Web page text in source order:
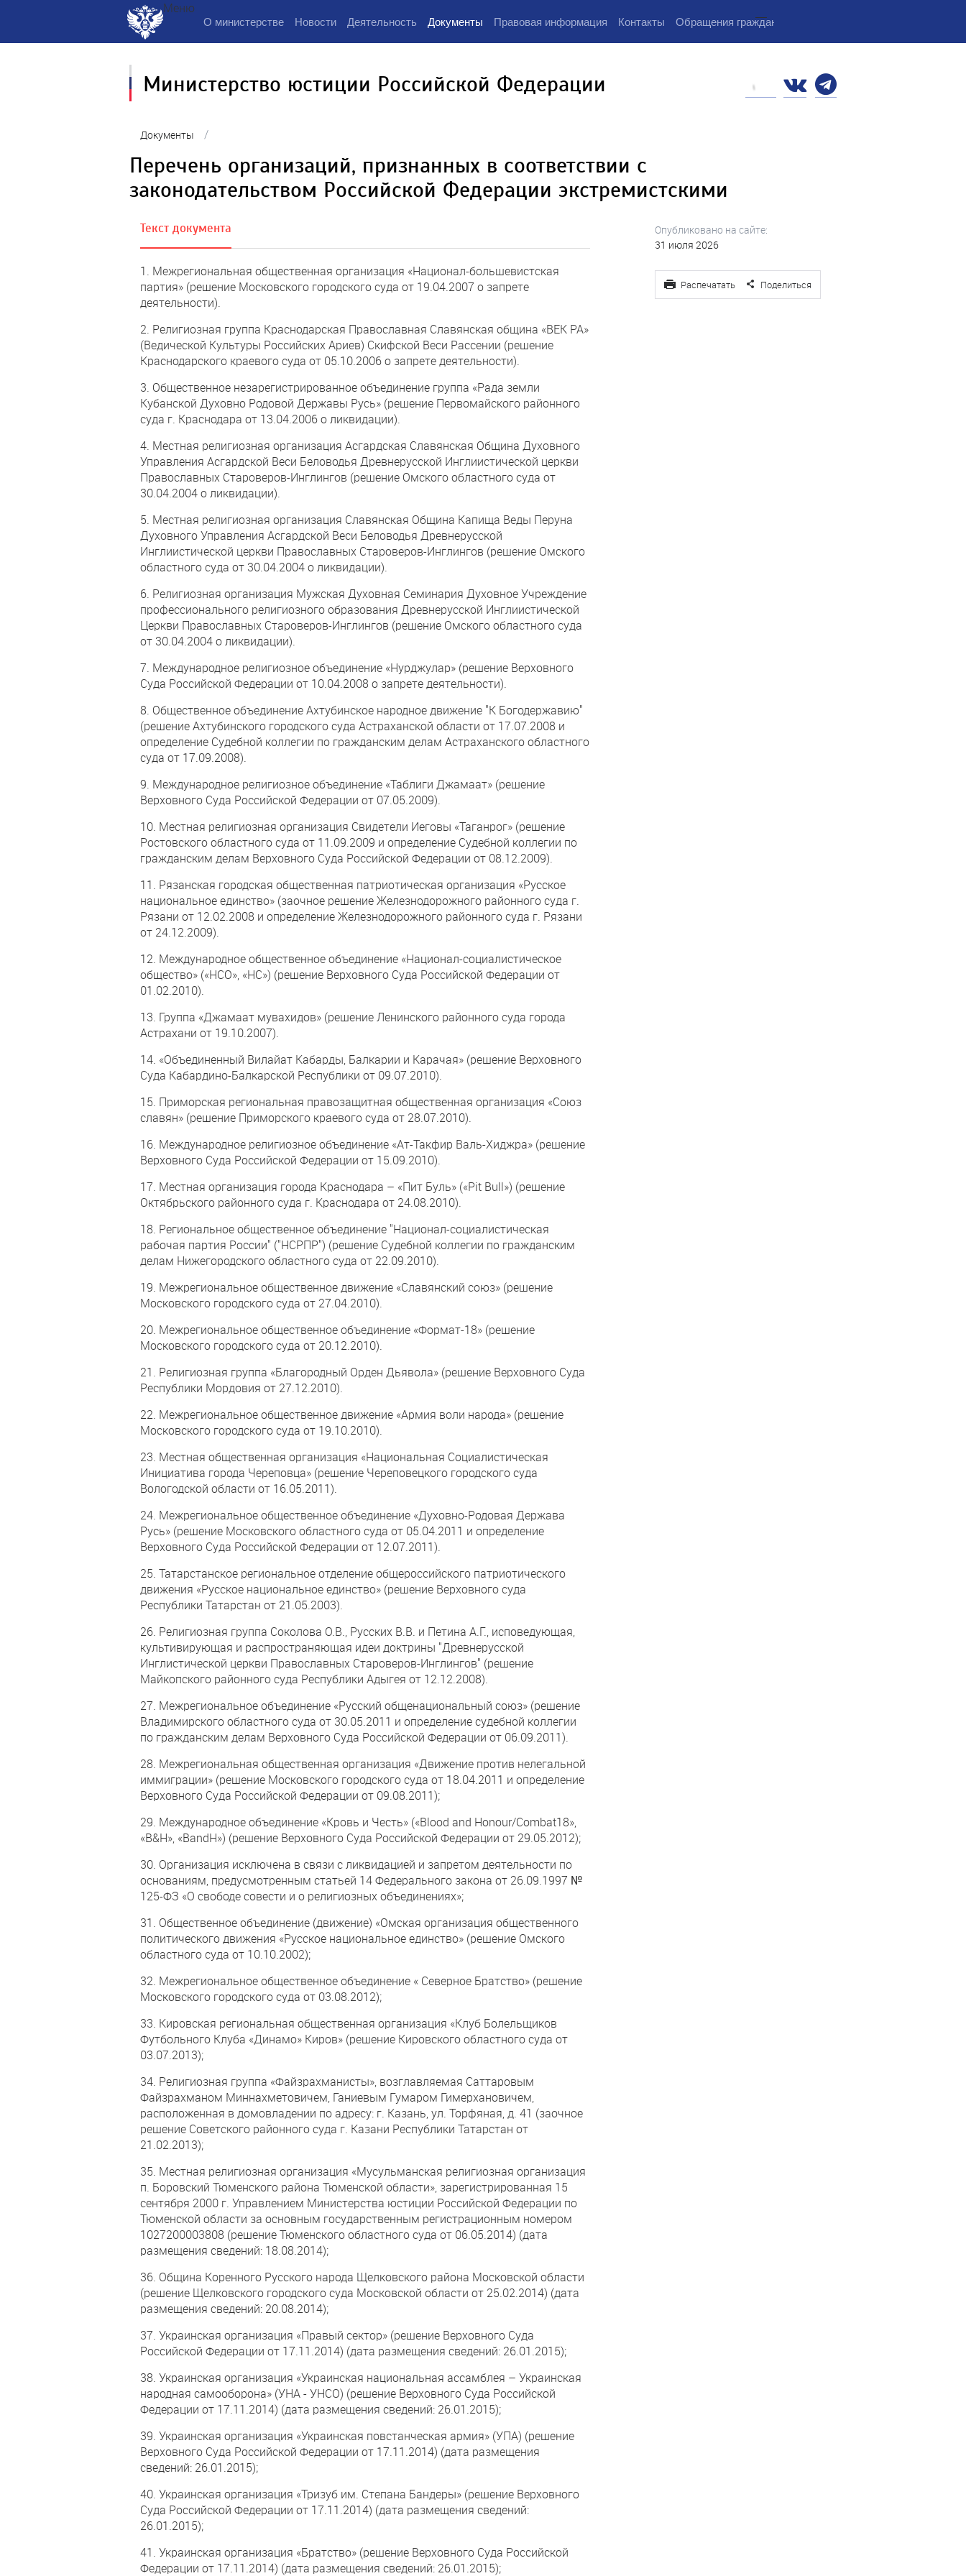
Меню
О министерстве Новости Деятельность Документы Правовая информация Контакты Обращения граждан
Министерство юстиции Российской Федерации
Документы /
Перечень организаций, признанных в соответствии с
законодательством Российской Федерации экстремистскими
Текст документа
1. Межрегиональная общественная организация «Национал-большевистская
партия» (решение Московского городского суда от 19.04.2007 о запрете
деятельности).
2. Религиозная группа Краснодарская Православная Славянская община «ВЕК РА»
(Ведической Культуры Российских Ариев) Скифской Веси Рассении (решение
Краснодарского краевого суда от 05.10.2006 о запрете деятельности).
3. Общественное незарегистрированное объединение группа «Рада земли
Кубанской Духовно Родовой Державы Русь» (решение Первомайского районного
суда г. Краснодара от 13.04.2006 о ликвидации).
4. Местная религиозная организация Асгардская Славянская Община Духовного
Управления Асгардской Веси Беловодья Древнерусской Инглиистической церкви
Православных Староверов-Инглингов (решение Омского областного суда от
30.04.2004 о ликвидации).
5. Местная религиозная организация Славянская Община Капища Веды Перуна
Духовного Управления Асгардской Веси Беловодья Древнерусской
Инглиистической церкви Православных Староверов-Инглингов (решение Омского
областного суда от 30.04.2004 о ликвидации).
6. Религиозная организация Мужская Духовная Семинария Духовное Учреждение
профессионального религиозного образования Древнерусской Инглиистической
Церкви Православных Староверов-Инглингов (решение Омского областного суда
от 30.04.2004 о ликвидации).
7. Международное религиозное объединение «Нурджулар» (решение Верховного
Суда Российской Федерации от 10.04.2008 о запрете деятельности).
8. Общественное объединение Ахтубинское народное движение "К Богодержавию"
(решение Ахтубинского городского суда Астраханской области от 17.07.2008 и
определение Судебной коллегии по гражданским делам Астраханского областного
суда от 17.09.2008).
9. Международное религиозное объединение «Таблиги Джамаат» (решение
Верховного Суда Российской Федерации от 07.05.2009).
10. Местная религиозная организация Свидетели Иеговы «Таганрог» (решение
Ростовского областного суда от 11.09.2009 и определение Судебной коллегии по
гражданским делам Верховного Суда Российской Федерации от 08.12.2009).
11. Рязанская городская общественная патриотическая организация «Русское
национальное единство» (заочное решение Железнодорожного районного суда г.
Рязани от 12.02.2008 и определение Железнодорожного районного суда г. Рязани
от 24.12.2009).
12. Международное общественное объединение «Национал-социалистическое
общество» («НСО», «НС») (решение Верховного Суда Российской Федерации от
01.02.2010).
13. Группа «Джамаат мувахидов» (решение Ленинского районного суда города
Астрахани от 19.10.2007).
14. «Объединенный Вилайат Кабарды, Балкарии и Карачая» (решение Верховного
Суда Кабардино-Балкарской Республики от 09.07.2010).
15. Приморская региональная правозащитная общественная организация «Союз
славян» (решение Приморского краевого суда от 28.07.2010).
16. Международное религиозное объединение «Ат-Такфир Валь-Хиджра» (решение
Верховного Суда Российской Федерации от 15.09.2010).
17. Местная организация города Краснодара – «Пит Буль» («Pit Bull») (решение
Октябрьского районного суда г. Краснодара от 24.08.2010).
18. Региональное общественное объединение "Национал-социалистическая
рабочая партия России" ("НСРПР") (решение Судебной коллегии по гражданским
делам Нижегородского областного суда от 22.09.2010).
19. Межрегиональное общественное движение «Славянский союз» (решение
Московского городского суда от 27.04.2010).
20. Межрегиональное общественное объединение «Формат-18» (решение
Московского городского суда от 20.12.2010).
21. Религиозная группа «Благородный Орден Дьявола» (решение Верховного Суда
Республики Мордовия от 27.12.2010).
22. Межрегиональное общественное движение «Армия воли народа» (решение
Московского городского суда от 19.10.2010).
23. Местная общественная организация «Национальная Социалистическая
Инициатива города Череповца» (решение Череповецкого городского суда
Вологодской области от 16.05.2011).
24. Межрегиональное общественное объединение «Духовно-Родовая Держава
Русь» (решение Московского областного суда от 05.04.2011 и определение
Верховного Суда Российской Федерации от 12.07.2011).
25. Татарстанское региональное отделение общероссийского патриотического
движения «Русское национальное единство» (решение Верховного суда
Республики Татарстан от 21.05.2003).
26. Религиозная группа Соколова О.В., Русских В.В. и Петина А.Г., исповедующая,
культивирующая и распространяющая идеи доктрины "Древнерусской
Инглистической церкви Православных Староверов-Инглингов" (решение
Майкопского районного суда Республики Адыгея от 12.12.2008).
27. Межрегиональное объединение «Русский общенациональный союз» (решение
Владимирского областного суда от 30.05.2011 и определение судебной коллегии
по гражданским делам Верховного Суда Российской Федерации от 06.09.2011).
28. Межрегиональная общественная организация «Движение против нелегальной
иммиграции» (решение Московского городского суда от 18.04.2011 и определение
Верховного Суда Российской Федерации от 09.08.2011);
29. Международное объединение «Кровь и Честь» («Blood and Honour/Combat18»,
«B&H», «BandH») (решение Верховного Суда Российской Федерации от 29.05.2012);
30. Организация исключена в связи с ликвидацией и запретом деятельности по
основаниям, предусмотренным статьей 14 Федерального закона от 26.09.1997 №
125-ФЗ «О свободе совести и о религиозных объединениях»;
31. Общественное объединение (движение) «Омская организация общественного
политического движения «Русское национальное единство» (решение Омского
областного суда от 10.10.2002);
32. Межрегиональное общественное объединение « Северное Братство» (решение
Московского городского суда от 03.08.2012);
33. Кировская региональная общественная организация «Клуб Болельщиков
Футбольного Клуба «Динамо» Киров» (решение Кировского областного суда от
03.07.2013);
34. Религиозная группа «Файзрахманисты», возглавляемая Саттаровым
Файзрахманом Миннахметовичем, Ганиевым Гумаром Гимерхановичем,
расположенная в домовладении по адресу: г. Казань, ул. Торфяная, д. 41 (заочное
решение Советского районного суда г. Казани Республики Татарстан от
21.02.2013);
35. Местная религиозная организация «Мусульманская религиозная организация
п. Боровский Тюменского района Тюменской области», зарегистрированная 15
сентября 2000 г. Управлением Министерства юстиции Российской Федерации по
Тюменской области за основным государственным регистрационным номером
1027200003808 (решение Тюменского областного суда от 06.05.2014) (дата
размещения сведений: 18.08.2014);
36. Община Коренного Русского народа Щелковского района Московской области
(решение Щелковского городского суда Московской области от 25.02.2014) (дата
размещения сведений: 20.08.2014);
37. Украинская организация «Правый сектор» (решение Верховного Суда
Российской Федерации от 17.11.2014) (дата размещения сведений: 26.01.2015);
38. Украинская организация «Украинская национальная ассамблея – Украинская
народная самооборона» (УНА - УНСО) (решение Верховного Суда Российской
Федерации от 17.11.2014) (дата размещения сведений: 26.01.2015);
39. Украинская организация «Украинская повстанческая армия» (УПА) (решение
Верховного Суда Российской Федерации от 17.11.2014) (дата размещения
сведений: 26.01.2015);
40. Украинская организация «Тризуб им. Степана Бандеры» (решение Верховного
Суда Российской Федерации от 17.11.2014) (дата размещения сведений:
26.01.2015);
41. Украинская организация «Братство» (решение Верховного Суда Российской
Федерации от 17.11.2014) (дата размещения сведений: 26.01.2015);
Опубликовано на сайте:
31 июля 2026
Распечатать Поделиться